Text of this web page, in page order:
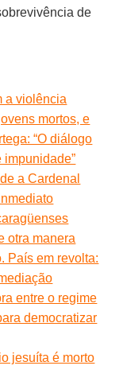
de
a violência
mortos, e
“O diálogo
impunidade”
a Cardenal
otra manera
País em revolta:
entre o regime
democratizar
jesuíta é morto